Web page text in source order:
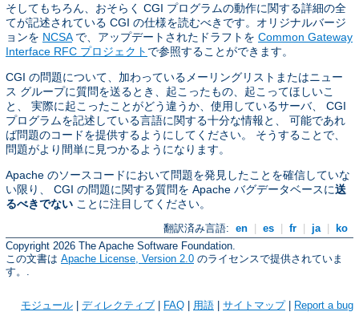
そしてもちろん、おそらく CGI プログラムの動作に関する詳細の全
てが記述されている CGI の仕様を読むべきです。オリジナルバージ
ョンを NCSAで、アップデートされたドラフトを Common Gateway
Interface RFC プロジェクト で参照することができます。
CGI の問題について、加わっているメーリングリストまたはニュー
ス グループに質問を送るとき、起こったもの、起こってほしいこ
と、 実際に起こったことがどう違うか、使用しているサーバ、 CGI
プログラムを記述している言語に関する十分な情報と、 可能であれ
ば問題のコードを提供するようにしてください。 そうすることで、
問題がより間単に見つかるようになります。
Apache のソースコードにおいて問題を発見したことを確信していな
い限り、 CGI の問題に関する質問を Apache バグデータベースに送
るべきでない ことに注目してください。
翻訳済み言語: en | es | fr | ja | ko
Copyright 2026 The Apache Software Foundation.
この文書は Apache License, Version 2.0 のライセンスで提供されていま
す。.
モジュール ディレクティブ FAQ 用語 サイトマップ| Report a bug